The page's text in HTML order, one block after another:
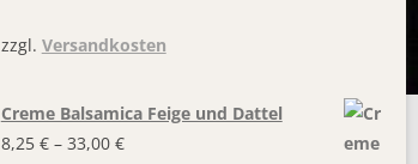
zzgl. Versandkosten
Creme Balsamica Feige und Dattel
8,25 €– 33,00 €